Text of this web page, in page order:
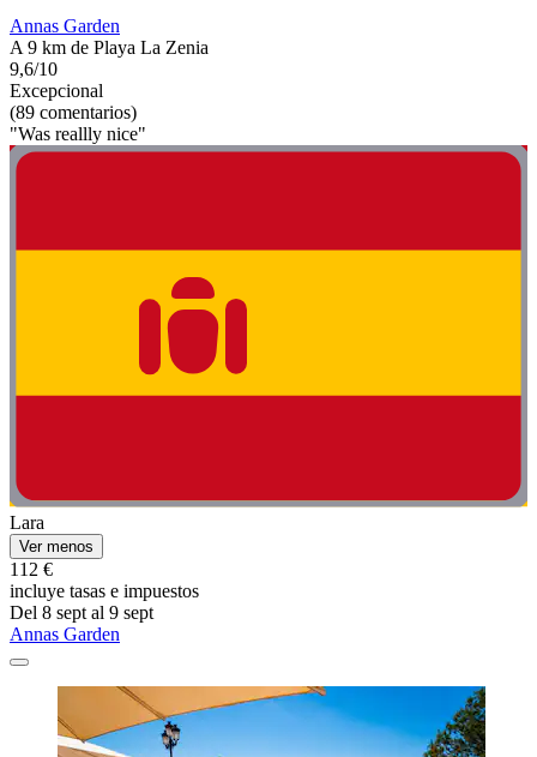
Annas Garden
A 9 km de Playa La Zenia
9,6/10
Excepcional
(89 comentarios)
"Was reallly nice"
Lara
Ver menos
112 €
incluye tasas e impuestos
Del 8 sept al 9 sept
Annas Garden